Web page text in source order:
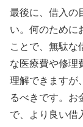
最後に、借入の
い。何のために
ことで、無駄な
な医療費や修理
理解できますが
るべきです。お
で、より良い借